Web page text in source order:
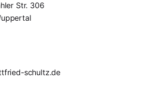
Str. 306
schultz.de